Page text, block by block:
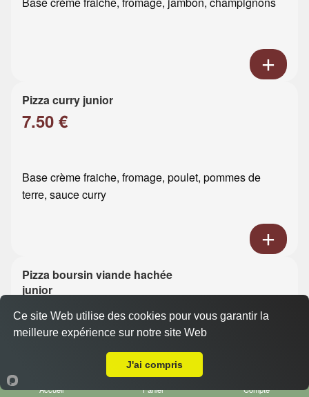
Pizza curry junior
7.50 €
Base crème fraiche, fromage, poulet, pommes de
terre, sauce curry
Pizza boursin viande hachée
junior
7.50 €
Base crème fraiche, fromage, viande hachée, boursin
Accueil Panier Compte
Ce site Web utilise des cookies pour vous garantir la
meilleure expérience sur notre site Web
J'ai compris